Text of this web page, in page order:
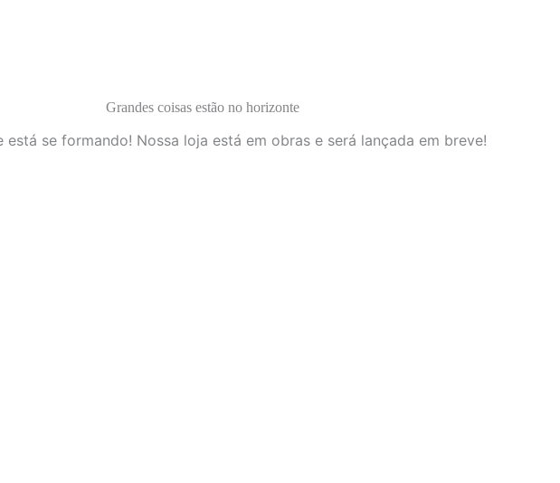
Grandes coisas estão no horizonte
está se formando! Nossa loja está em obras e será lançada em breve!